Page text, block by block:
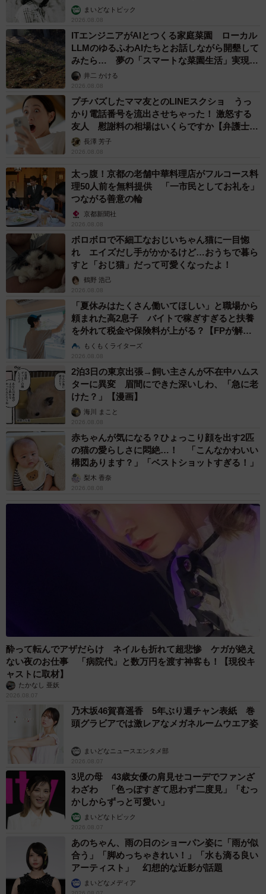
む」まいどなトピック
2026.08.08
ITエンジニアがAIとつくる家庭菜園 ローカル
LLMのゆるふわAIたちとお話しながら開墾して
みたら… 夢の「スマートな菜園生活」実現な
るか井二 かける
2026.08.08
プチバズしたママ友とのLINEスクショ うっ
かり電話番号を流出させちゃった！ 激怒する
友人 慰謝料の相場はいくらですか【弁護士が
解説】長澤 芳子
2026.08.08
太っ腹！京都の老舗中華料理店がフルコース料
理50人前を無料提供 「一市民としてお礼を」
つながる善意の輪
京都新聞社
2026.08.08
ボロボロで不細工なおじいちゃん猫に一目惚
れ エイズだし手がかかるけど…おうちで暮ら
すと「おじ猫」だって可愛くなったよ！
鶴野 浩己
2026.08.08
「夏休みはたくさん働いてほしい」と職場から
頼まれた高2息子 バイトで稼ぎすぎると扶養
を外れて税金や保険料が上がる？【FPが解
説】もくもくライターズ
2026.08.08
2泊3日の東京出張→飼い主さんが不在中ハムス
ターに異変 眉間にできた深いしわ、「急に老
けた？」【漫画】
海川 まこと
2026.08.08
赤ちゃんが気になる？ひょっこり顔を出す2匹
の猫の愛らしさに悶絶…！ 「こんなかわいい
構図あります？」「ベストショットすぎる！」
梨木 香奈
2026.08.08
酔って転んでアザだらけ ネイルも折れて超悲惨 ケガが絶え
ない夜のお仕事 「病院代」と数万円を渡す神客も！【現役キ
ャストに取材】
たかなし 亜妖
2026.08.07
乃木坂46賀喜遥香 5年ぶり週チャン表紙 巻
頭グラビアでは激レアなメガネルームウエア姿
まいどなニュースエンタメ部
2026.08.07
3児の母 43歳女優の肩見せコーデでファンざ
わざわ 「色っぽすぎて思わず二度見」「むっ
かしからずっと可愛い」
まいどなトピック
2026.08.07
あのちゃん、雨の日のショーパン姿に「雨が似
合う」「脚めっちゃきれい！」「水も滴る良い
アーティスト」 幻想的な近影が話題
まいどなメディア